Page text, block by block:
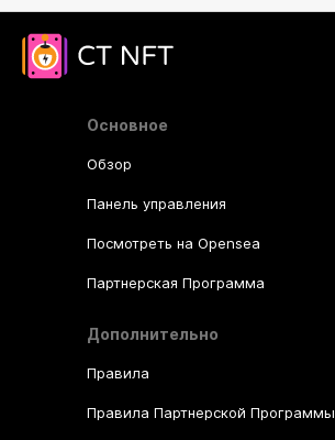
Основное
Обзор
Панель управления
Посмотреть на Opensea
Партнерская Программа
Дополнительно
Правила
Правила Партнерской Программы